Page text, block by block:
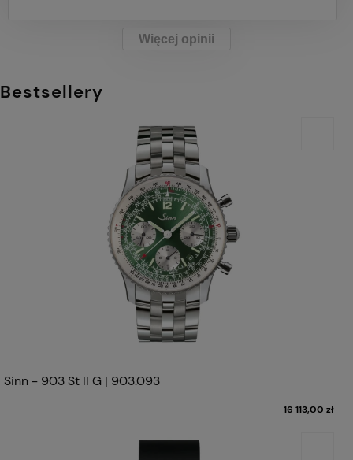
Więcej opinii
Bestsellery
Sinn - 903 St II G | 903.093
16 113,00 zł